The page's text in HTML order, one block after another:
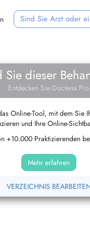
Sind Sie Arzt oder
Sie dieser
Entdecken Sie Doctena Pro
Online-Tool, mit dem Sie
und Ihre Online-
+10.000 Praktizierenden
Mehr erfahren
VERZEICHNIS